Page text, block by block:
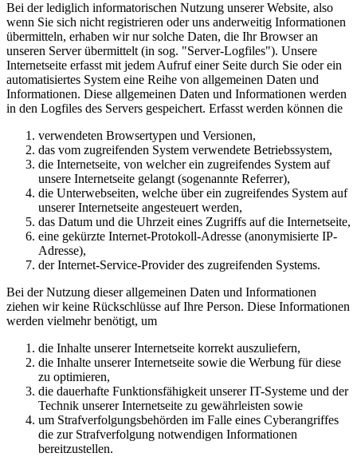
Bei der lediglich informatorischen Nutzung unserer Website, also
wenn Sie sich nicht registrieren oder uns anderweitig Informationen
übermitteln, erhaben wir nur solche Daten, die Ihr Browser an
unseren Server übermittelt (in sog. "Server-Logfiles"). Unsere
Internetseite erfasst mit jedem Aufruf einer Seite durch Sie oder ein
automatisiertes System eine Reihe von allgemeinen Daten und
Informationen. Diese allgemeinen Daten und Informationen werden
in den Logfiles des Servers gespeichert. Erfasst werden können die
verwendeten Browsertypen und Versionen,
das vom zugreifenden System verwendete Betriebssystem,
die Internetseite, von welcher ein zugreifendes System auf
unsere Internetseite gelangt (sogenannte Referrer),
die Unterwebseiten, welche über ein zugreifendes System auf
unserer Internetseite angesteuert werden,
das Datum und die Uhrzeit eines Zugriffs auf die Internetseite,
eine gekürzte Internet-Protokoll-Adresse (anonymisierte IP-
Adresse),
der Internet-Service-Provider des zugreifenden Systems.
Bei der Nutzung dieser allgemeinen Daten und Informationen
ziehen wir keine Rückschlüsse auf Ihre Person. Diese Informationen
werden vielmehr benötigt, um
die Inhalte unserer Internetseite korrekt auszuliefern,
die Inhalte unserer Internetseite sowie die Werbung für diese
zu optimieren,
die dauerhafte Funktionsfähigkeit unserer IT-Systeme und der
Technik unserer Internetseite zu gewährleisten sowie
um Strafverfolgungsbehörden im Falle eines Cyberangriffes
die zur Strafverfolgung notwendigen Informationen
bereitzustellen.